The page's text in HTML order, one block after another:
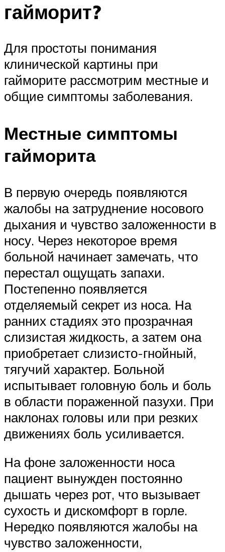
гайморит?
Для простоты понимания
клинической картины при
гайморите рассмотрим местные и
общие симптомы заболевания.
Местные симптомы
гайморита
В первую очередь появляются
жалобы на затруднение носового
дыхания и чувство заложенности в
носу. Через некоторое время
больной начинает замечать, что
перестал ощущать запахи.
Постепенно появляется
отделяемый секрет из носа. На
ранних стадиях это прозрачная
слизистая жидкость, а затем она
приобретает слизисто-гнойный,
тягучий характер. Больной
испытывает головную боль и боль
в области пораженной пазухи. При
наклонах головы или при резких
движениях боль усиливается.
На фоне заложенности носа
пациент вынужден постоянно
дышать через рот, что вызывает
сухость и дискомфорт в горле.
Нередко появляются жалобы на
чувство заложенности,